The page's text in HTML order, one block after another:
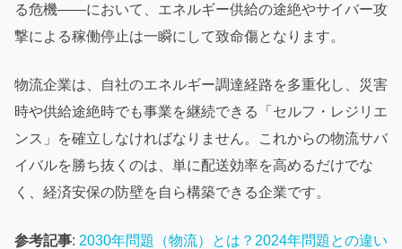
る危機——において、エネルギー供給の途絶やサイバー攻
撃による稼働停止は一瞬にして致命傷となります。
物流企業は、自社のエネルギー調達経路を多重化し、災害
時や供給途絶時でも事業を継続できる「セルフ・レジリエ
ンス」を確立しなければなりません。これからの物流サバ
イバルを勝ち抜くのは、単に配送効率を高めるだけでな
く、経済安保の防壁を自ら構築できる企業です。
参考記事: 2030年問題（物流）とは？2024年問題との違い